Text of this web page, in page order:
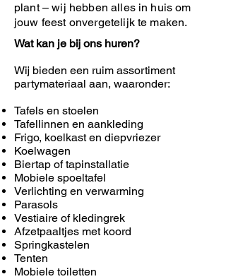
plant – wij hebben alles in huis om
jouw feest onvergetelijk te maken.
Wat kan je bij ons huren?
Wij bieden een ruim assortiment
partymateriaal aan, waaronder:
Tafels en stoelen
Tafellinnen en aankleding
Frigo, koelkast en diepvriezer
Koelwagen
Biertap of tapinstallatie
Mobiele spoeltafel
Verlichting en verwarming
Parasols
Vestiaire of kledingrek
Afzetpaaltjes met koord
Springkastelen
Tenten
Mobiele toiletten